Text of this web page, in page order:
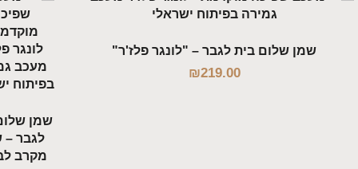
שמן שלום בית לגבר – "לונגר פלז'ר"
₪219.00
שמן שלום בית
לגבר – שמן
מקרב לבבות